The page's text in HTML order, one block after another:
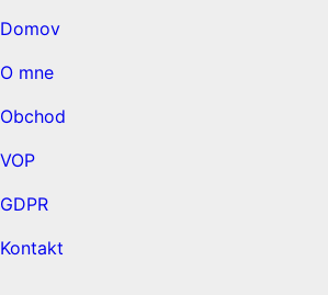
Domov
O mne
Obchod
VOP
GDPR
Kontakt